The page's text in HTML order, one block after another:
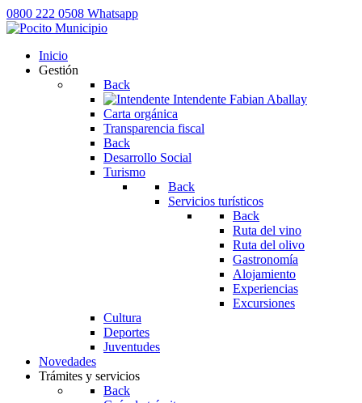
0800 222 0508 Whatsapp
Inicio
Gestión
Back
Intendente Fabian Aballay
Carta orgánica
Transparencia fiscal
Back
Desarrollo Social
Turismo
Back
Servicios turísticos
Back
Ruta del vino
Ruta del olivo
Gastronomía
Alojamiento
Experiencias
Excursiones
Cultura
Deportes
Juventudes
Novedades
Trámites y servicios
Back